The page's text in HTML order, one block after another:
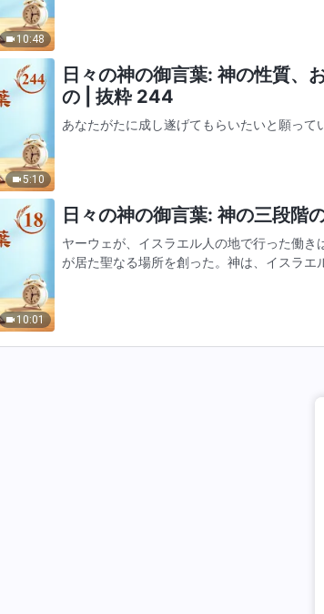
10:48
5:10
日々の神の御言葉: 神の性質、
の | 抜粋 244
あなたがたに成し遂げてもらいたいと願って
10:01
日々の神の御言葉: 神の三段階
ヤーウェが、イスラエル人の地で行った働
が居た聖なる場所を創った。神は、イスラエ